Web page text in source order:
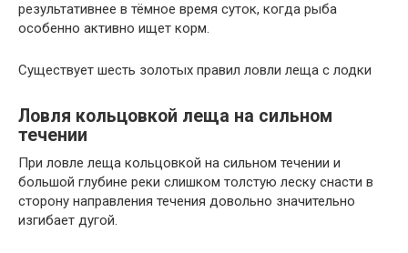
результативнее в тёмное время суток, когда рыба
особенно активно ищет корм.
Существует шесть золотых правил ловли леща с лодки
Ловля кольцовкой леща на сильном
течении
При ловле леща кольцовкой на сильном течении и
большой глубине реки слишком толстую леску снасти в
сторону направления течения довольно значительно
изгибает дугой.